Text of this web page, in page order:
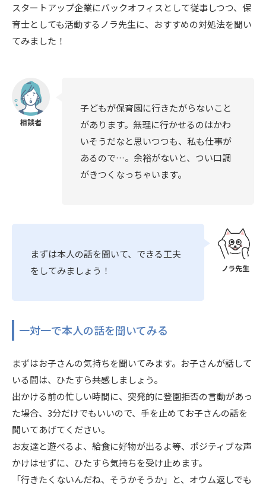
スタートアップ企業にバックオフィスとして従事しつつ、保
育士としても活動するノラ先生に、おすすめの対処法を聞い
てみました！
子どもが保育園に行きたがらないこと
があります。無理に行かせるのはかわ
いそうだなと思いつつも、私も仕事が
あるので…。余裕がないと、つい口調
がきつくなっちゃいます。
まずは本人の話を聞いて、できる工夫
をしてみましょう！
一対一で本人の話を聞いてみる
まずはお子さんの気持ちを聞いてみます。お子さんが話して
いる間は、ひたすら共感しましょう。
出かける前の忙しい時間に、突発的に登園拒否の言動があっ
た場合、3分だけでもいいので、手を止めてお子さんの話を
聞いてあげてください。
お友達と遊べるよ、給食に好物が出るよ等、ポジティブな声
かけはせずに、ひたすら気持ちを受け止めます。
「行きたくないんだね、そうかそうか」と、オウム返しでも